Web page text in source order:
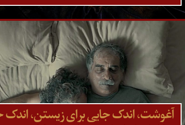
آغوشت، اندک جایی برای زیستن، اندک